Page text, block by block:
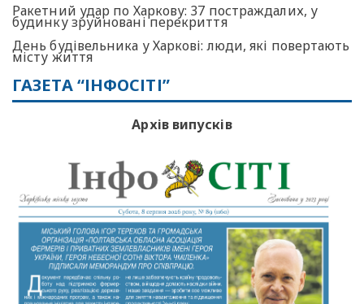
Ракетний удар по Харкову: 37 постраждалих, у
будинку зруйновані перекриття
День будівельника у Харкові: люди, які повертають
місту життя
ГАЗЕТА “ІНФОСІТІ”
Архів випусків